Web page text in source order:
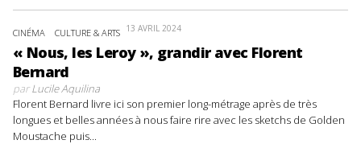
CINÉMA CULTURE & ARTS 13 AVRIL 2024
« Nous, les Leroy », grandir avec Florent
Bernard
parLucile Aquilina
Florent Bernard livre ici son premier long-métrage après de très
longues et belles années à nous faire rire avec les sketchs de Golden
Moustache puis...